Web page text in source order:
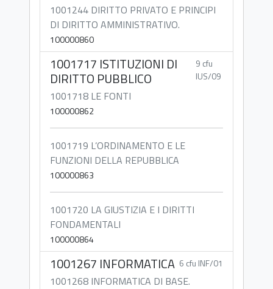
1001244 DIRITTO PRIVATO E PRINCIPI
DI DIRITTO AMMINISTRATIVO.
100000860
1001717 ISTITUZIONI DI
DIRITTO PUBBLICO
9 cfu
IUS/09
1001718 LE FONTI
100000862
1001719 L’ORDINAMENTO E LE
FUNZIONI DELLA REPUBBLICA
100000863
1001720 LA GIUSTIZIA E I DIRITTI
FONDAMENTALI
100000864
1001267 INFORMATICA 6 cfu INF/01
1001268 INFORMATICA DI BASE.